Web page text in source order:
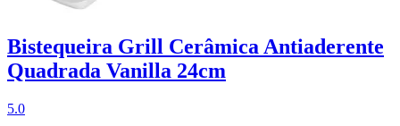
Bistequeira Grill Cerâmica Antiaderente
Quadrada Vanilla 24cm
5.0